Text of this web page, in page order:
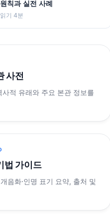
원칙과 실전 사례
읽기 4분
사전
적 유래와 주요 본관 정보를
법 가이드
음화·인명 표기 요약, 출처 및